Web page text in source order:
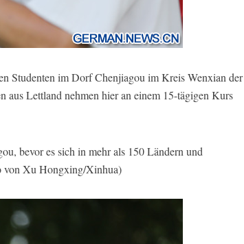
Studenten im Dorf Chenjiagou im Kreis Wenxian der
aus Lettland nehmen hier an einem 15-tägigen Kurs
bevor es sich in mehr als 150 Ländern und
von Xu Hongxing/Xinhua)